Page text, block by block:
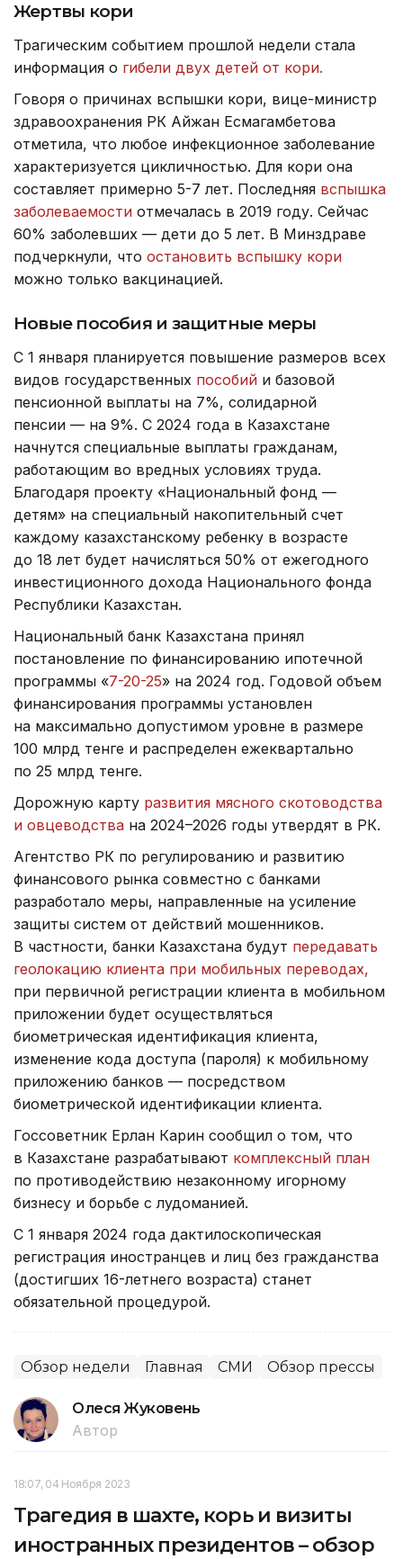
Жертвы кори
Трагическим событием прошлой недели стала
информация о гибели двух детей от кори.
Говоря о причинах вспышки кори, вице-министр
здравоохранения РК Айжан Есмагамбетова
отметила, что любое инфекционное заболевание
характеризуется цикличностью. Для кори она
составляет примерно 5-7 лет. Последняя вспышка
заболеваемости отмечалась в 2019 году. Сейчас
60% заболевших — дети до 5 лет. В Минздраве
подчеркнули, что остановить вспышку кори
можно только вакцинацией.
Новые пособия и защитные меры
С 1 января планируется повышение размеров всех
видов государственных пособий и базовой
пенсионной выплаты на 7%, солидарной
пенсии — на 9%. С 2024 года в Казахстане
начнутся специальные выплаты гражданам,
работающим во вредных условиях труда.
Благодаря проекту «Национальный фонд —
детям» на специальный накопительный счет
каждому казахстанскому ребенку в возрасте
до 18 лет будет начисляться 50% от ежегодного
инвестиционного дохода Национального фонда
Республики Казахстан.
Национальный банк Казахстана принял
постановление по финансированию ипотечной
программы «7-20-25» на 2024 год. Годовой объем
финансирования программы установлен
на максимально допустимом уровне в размере
100 млрд тенге и распределен ежеквартально
по 25 млрд тенге.
Дорожную карту развития мясного скотоводства
и овцеводства на 2024–2026 годы утвердят в РК.
Агентство РК по регулированию и развитию
финансового рынка совместно с банками
разработало меры, направленные на усиление
защиты систем от действий мошенников.
В частности, банки Казахстана будут передавать
геолокацию клиента при мобильных переводах,
при первичной регистрации клиента в мобильном
приложении будет осуществляться
биометрическая идентификация клиента,
изменение кода доступа (пароля) к мобильному
приложению банков — посредством
биометрической идентификации клиента.
Госсоветник Ерлан Карин сообщил о том, что
в Казахстане разрабатывают комплексный план
по противодействию незаконному игорному
бизнесу и борьбе с лудоманией.
С 1 января 2024 года дактилоскопическая
регистрация иностранцев и лиц без гражданства
(достигших 16-летнего возраста) станет
обязательной процедурой.
Обзор недели Главная СМИ Обзор прессы
Олеся Жуковень
Автор
18:07, 04 Ноября 2023
Трагедия в шахте, корь и визиты
иностранных президентов – обзор